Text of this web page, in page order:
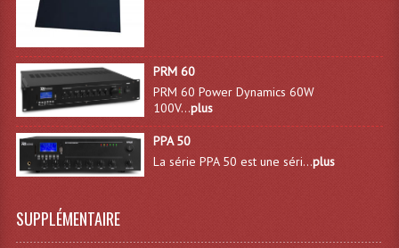
Consoles Éclairage DMX
Dispatches
Flexibles Lumineux Leds
Gyrophares À Leds
PRM 60
PRM 60 Power Dynamics 60W
100V...plus
PPA 50
La série PPA 50 est une séri...plus
SUPPLÉMENTAIRE